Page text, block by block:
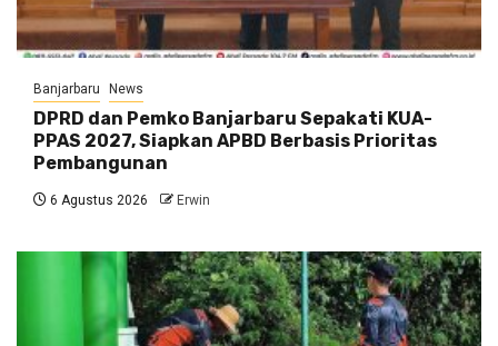
Banjarbaru News
DPRD dan Pemko Banjarbaru Sepakati KUA-
PPAS 2027, Siapkan APBD Berbasis Prioritas
Pembangunan
6 Agustus 2026 Erwin